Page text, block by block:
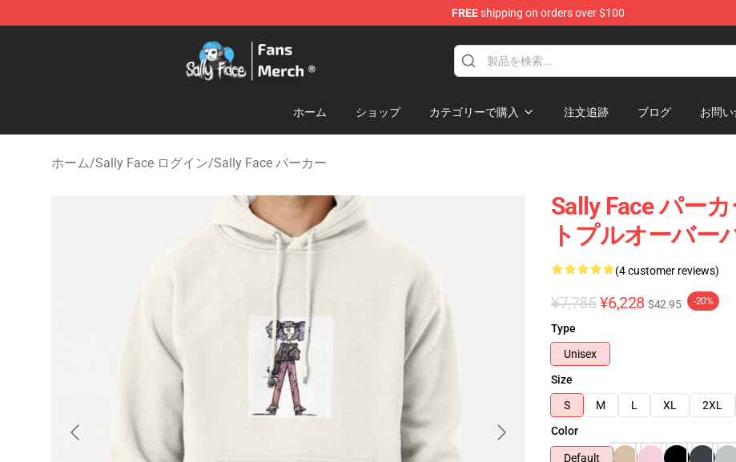
FREEshipping on orders over $100
Sally Face Store - Official Sally Face Merchandise Shop
ホーム ショップ カテゴリーで購入 注文追跡 ブログ お問
ホーム/Sally Face ログイン/Sally Face パーカー
Sally Face パー
トプルオーバー
(4 customer reviews)
¥7,785 ¥6,228 $42.95 -20%
Type
Unisex
Size
S
M L XL 2XL
Color
Default